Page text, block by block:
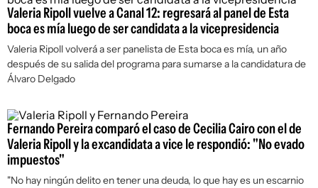
Valeria Ripoll vuelve a Canal 12: regresará al panel de Esta
boca es mía luego de ser candidata a la vicepresidencia
Valeria Ripoll volverá a ser panelista de Esta boca es mía, un año
después de su salida del programa para sumarse a la candidatura de
Álvaro Delgado
Fernando Pereira comparó el caso de Cecilia Cairo con el de
Valeria Ripoll y la excandidata a vice le respondió: "No evado
impuestos"
"No hay ningún delito en tener una deuda, lo que hay es un escarnio